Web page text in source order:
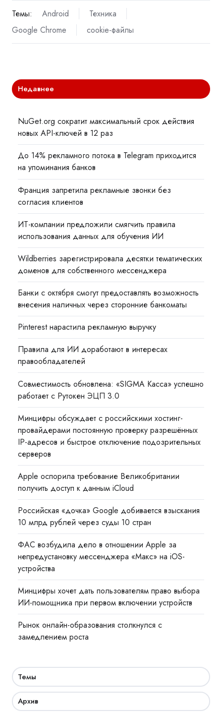
Темы: Android
Техника
Google Chrome
cookie-файлы
Недавнее
NuGet.org сократит максимальный срок действия
новых API-ключей в 12 раз
До 14% рекламного потока в Telegram приходится
на упоминания банков
Франция запретила рекламные звонки без
согласия клиентов
ИТ-компании предложили смягчить правила
использования данных для обучения ИИ
Wildberries зарегистрировала десятки тематических
доменов для собственного мессенджера
Банки с октября смогут предоставлять возможность
внесения наличных через сторонние банкоматы
Pinterest нарастила рекламную выручку
Правила для ИИ доработают в интересах
правообладателей
Совместимость обновлена: «SIGMA Касса» успешно
работает с Рутокен ЭЦП 3.0
Минцифры обсуждает с российскими хостинг-
провайдерами постоянную проверку разрешённых
IP-адресов и быстрое отключение подозрительных
серверов
Apple оспорила требование Великобритании
получить доступ к данным iCloud
Российская «дочка» Google добивается взыскания
10 млрд рублей через суды 10 стран
ФАС возбудила дело в отношении Apple за
непредустановку мессенджера «Макс» на iOS-
устройства
Минцифры хочет дать пользователям право выбора
ИИ-помощника при первом включении устройств
Рынок онлайн-образования столкнулся с
замедлением роста
Темы
Архив